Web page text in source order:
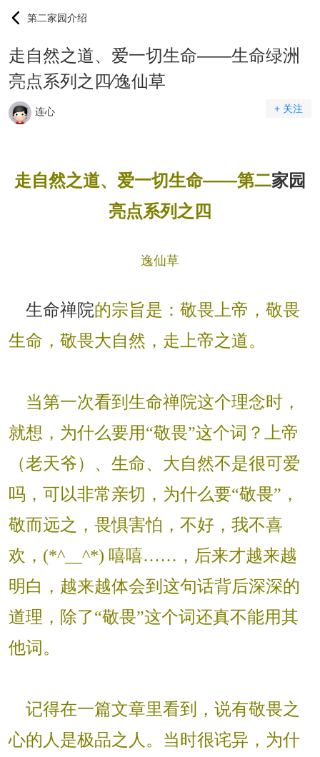
第二家园介绍
走自然之道、爱一切生命——生命绿洲
亮点系列之四∕逸仙草
连心 + 关注
走自然之道、爱一切生命——第二家园
亮点系列之四
逸仙草
生命禅院的宗旨是：敬畏上帝，敬畏
生命，敬畏大自然，走上帝之道。
当第一次看到生命禅院这个理念时，
就想，为什么要用“敬畏”这个词？上帝
（老天爷）、生命、大自然不是很可爱
吗，可以非常亲切，为什么要“敬畏”，
敬而远之，畏惧害怕，不好，我不喜
欢，(*^__^*) 嘻嘻……，后来才越来越
明白，越来越体会到这句话背后深深的
道理，除了“敬畏”这个词还真不能用其
他词。
记得在一篇文章里看到，说有敬畏之
心的人是极品之人。当时很诧异，为什